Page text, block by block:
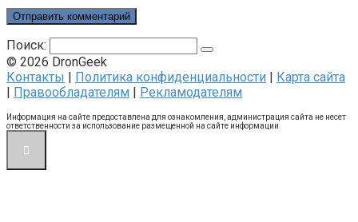
Поиск:
© 2026 DronGeek
Контакты | Политика конфиденциальности | Карта сайта
| Правообладателям | Рекламодателям
Информация на сайте предоставлена для ознакомления, администрация сайта не несет
ответственности за использование размещенной на сайте информации